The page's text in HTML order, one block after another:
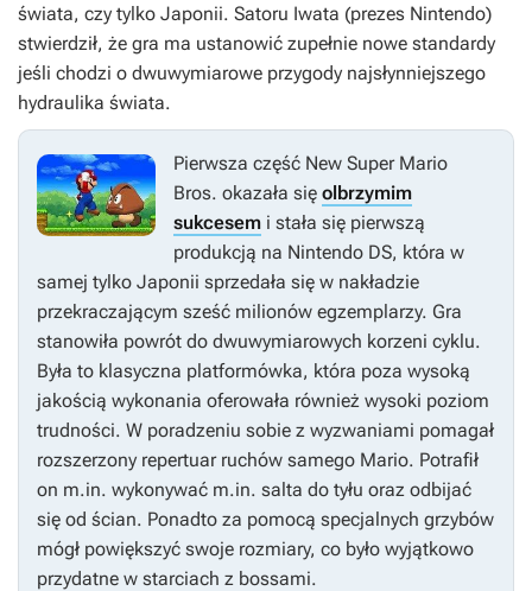
świata, czy tylko Japonii. Satoru Iwata (prezes Nintendo)
stwierdził, że gra ma ustanowić zupełnie nowe standardy
jeśli chodzi o dwuwymiarowe przygody najsłynniejszego
hydraulika świata.
Pierwsza część New Super Mario
Bros. okazała się olbrzymim
sukcesem i stała się pierwszą
produkcją na Nintendo DS, która w
samej tylko Japonii sprzedała się w nakładzie
przekraczającym sześć milionów egzemplarzy. Gra
stanowiła powrót do dwuwymiarowych korzeni cyklu.
Była to klasyczna platformówka, która poza wysoką
jakością wykonania oferowała również wysoki poziom
trudności. W poradzeniu sobie z wyzwaniami pomagał
rozszerzony repertuar ruchów samego Mario. Potrafił
on m.in. wykonywać m.in. salta do tyłu oraz odbijać
się od ścian. Ponadto za pomocą specjalnych grzybów
mógł powiększyć swoje rozmiary, co było wyjątkowo
przydatne w starciach z bossami.